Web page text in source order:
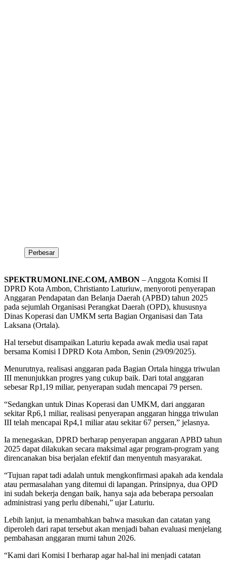
Perbesar
SPEKTRUMONLINE.COM, AMBON – Anggota Komisi II
DPRD Kota Ambon, Christianto Laturiuw, menyoroti penyerapan
Anggaran Pendapatan dan Belanja Daerah (APBD) tahun 2025
pada sejumlah Organisasi Perangkat Daerah (OPD), khususnya
Dinas Koperasi dan UMKM serta Bagian Organisasi dan Tata
Laksana (Ortala).
Hal tersebut disampaikan Laturiu kepada awak media usai rapat
bersama Komisi I DPRD Kota Ambon, Senin (29/09/2025).
Menurutnya, realisasi anggaran pada Bagian Ortala hingga triwulan
III menunjukkan progres yang cukup baik. Dari total anggaran
sebesar Rp1,19 miliar, penyerapan sudah mencapai 79 persen.
“Sedangkan untuk Dinas Koperasi dan UMKM, dari anggaran
sekitar Rp6,1 miliar, realisasi penyerapan anggaran hingga triwulan
III telah mencapai Rp4,1 miliar atau sekitar 67 persen,” jelasnya.
Ia menegaskan, DPRD berharap penyerapan anggaran APBD tahun
2025 dapat dilakukan secara maksimal agar program-program yang
direncanakan bisa berjalan efektif dan menyentuh masyarakat.
“Tujuan rapat tadi adalah untuk mengkonfirmasi apakah ada kendala
atau permasalahan yang ditemui di lapangan. Prinsipnya, dua OPD
ini sudah bekerja dengan baik, hanya saja ada beberapa persoalan
administrasi yang perlu dibenahi,” ujar Laturiu.
Lebih lanjut, ia menambahkan bahwa masukan dan catatan yang
diperoleh dari rapat tersebut akan menjadi bahan evaluasi menjelang
pembahasan anggaran murni tahun 2026.
“Kami dari Komisi I berharap agar hal-hal ini menjadi catatan